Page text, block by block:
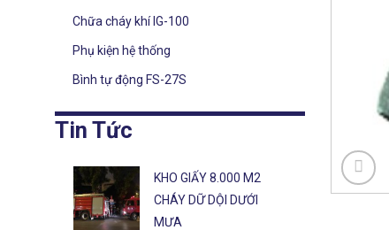
Chữa cháy khí IG-100
Phụ kiện hệ thống
Bình tự động FS-27S
Tin Tức
KHO GIẤY 8.000 M2
CHÁY DỮ DỘI DƯỚI
MƯA